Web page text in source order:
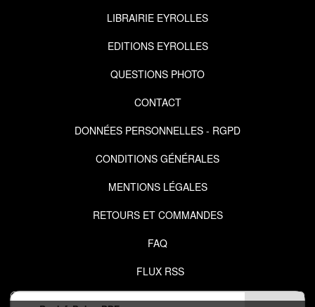
LIBRAIRIE EYROLLES
EDITIONS EYROLLES
QUESTIONS PHOTO
CONTACT
DONNÉES PERSONNELLES - RGPD
CONDITIONS GÉNÉRALES
MENTIONS LÉGALES
RETOURS ET COMMANDES
FAQ
FLUX RSS